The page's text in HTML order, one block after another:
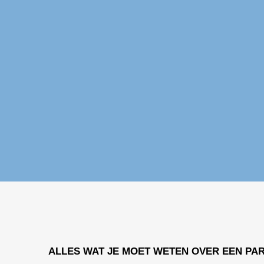
ALLES WAT JE MOET WETEN OVER EEN